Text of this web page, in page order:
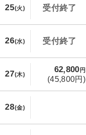
25(火) 受付終了
26(水) 受付終了
27(木)
62,800 円
(45,800円)
28(金)